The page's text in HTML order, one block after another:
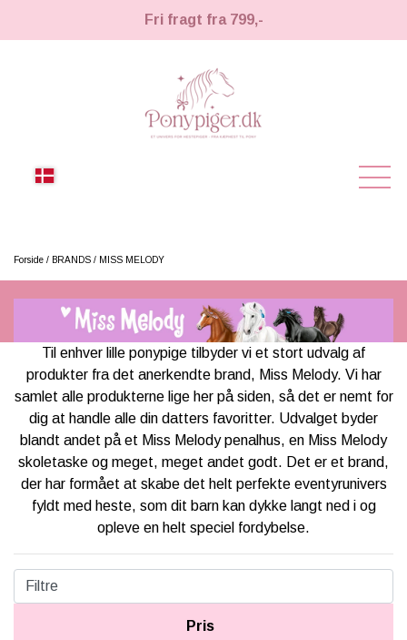
Fri fragt fra 799,-
KÆPHESTE
KÆPHESTE
STRIGLER & TILBEHØR
UDSTYR & TILBEHØR
FODER & TILBEHØR
SPRING & FORHINDRINGER
STALD & TILBEHØR
LEMIEUX TOY PONY
TIL HESTEPIGER
KÆPHESTE & TILBEHØR
LEMIEUX MINI TOY PONY & TILBEHØR
HKM CUDDLE PONY
HESTEBAMSER
LEGETØJS HESTE
TRÆHESTE & TILBEHØR
PONY
BRANDS
NEDSAT
Forside BRANDS MISS MELODY
Til enhver lille ponypige tilbyder vi et stort udvalg af
produkter fra det anerkendte brand, Miss Melody. Vi har
samlet alle produkterne lige her på siden, så det er nemt for
dig at handle alle din datters favoritter. Udvalget byder
blandt andet på et Miss Melody penalhus, en Miss Melody
skoletaske og meget, meget andet godt. Det er et brand,
der har formået at skabe det helt perfekte eventyrunivers
fyldt med heste, som dit barn kan dykke langt ned i og
opleve en helt speciel fordybelse.
Filtre
Pris